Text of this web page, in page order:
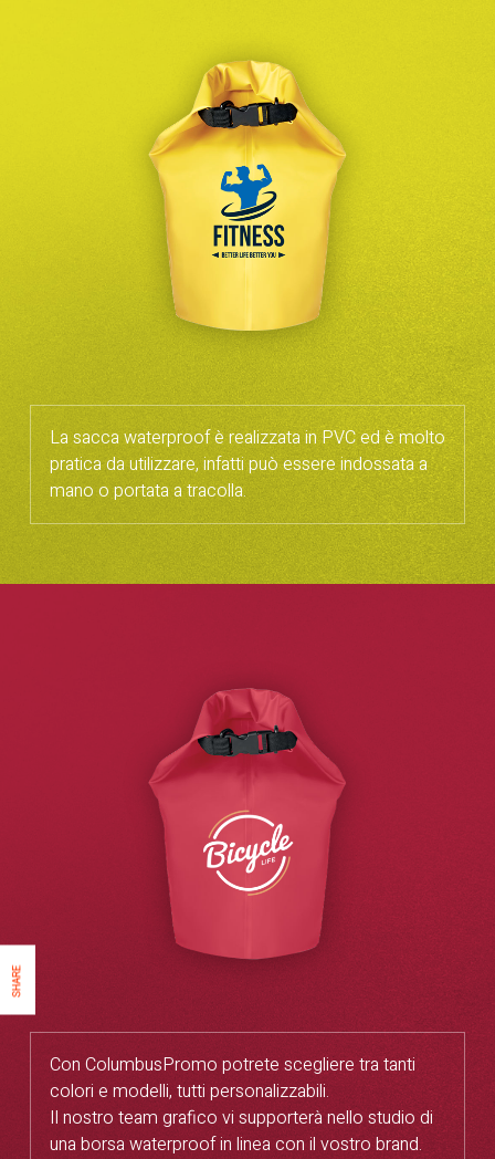
SHARE
La sacca waterproof è realizzata in PVC ed è molto
pratica da utilizzare, infatti può essere indossata a
mano o portata a tracolla.
Con ColumbusPromo potrete scegliere tra tanti
colori e modelli, tutti personalizzabili.
Il nostro team grafico vi supporterà nello studio di
una borsa waterproof in linea con il vostro brand.